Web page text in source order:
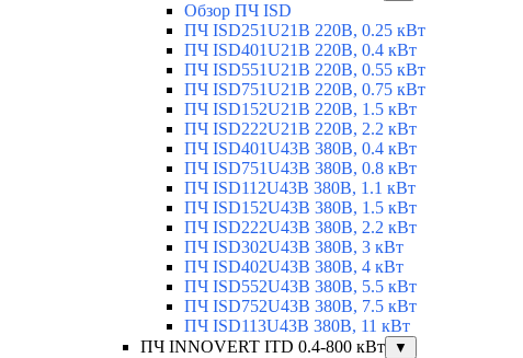
Обзор ПЧ ISD
ПЧ ISD251U21B 220В, 0.25 кВт
ПЧ ISD401U21B 220В, 0.4 кВт
ПЧ ISD551U21B 220В, 0.55 кВт
ПЧ ISD751U21B 220В, 0.75 кВт
ПЧ ISD152U21B 220В, 1.5 кВт
ПЧ ISD222U21B 220В, 2.2 кВт
ПЧ ISD401U43B 380В, 0.4 кВт
ПЧ ISD751U43B 380В, 0.8 кВт
ПЧ ISD112U43B 380В, 1.1 кВт
ПЧ ISD152U43B 380В, 1.5 кВт
ПЧ ISD222U43B 380В, 2.2 кВт
ПЧ ISD302U43B 380В, 3 кВт
ПЧ ISD402U43B 380В, 4 кВт
ПЧ ISD552U43B 380В, 5.5 кВт
ПЧ ISD752U43B 380В, 7.5 кВт
ПЧ ISD113U43B 380В, 11 кВт
ПЧ INNOVERT ITD 0.4-800 кВт
▼